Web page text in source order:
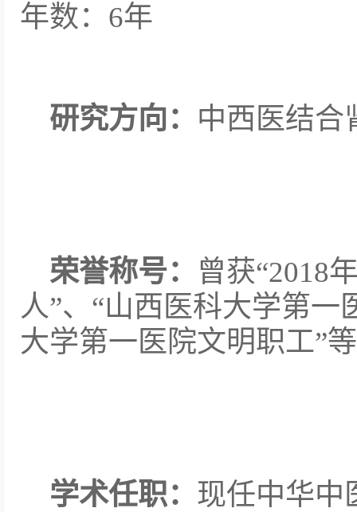
年数：6年
研究方向： 中西医结合
荣誉称号： 曾获“2018
人”、“山西医科大学第一
大学第一医院文明职工”
学术任职： 现任中华中